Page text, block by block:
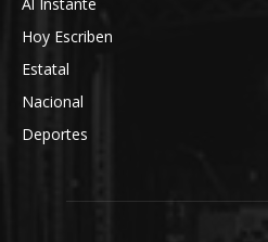
Hoy Escriben
Estatal
Nacional
Deportes